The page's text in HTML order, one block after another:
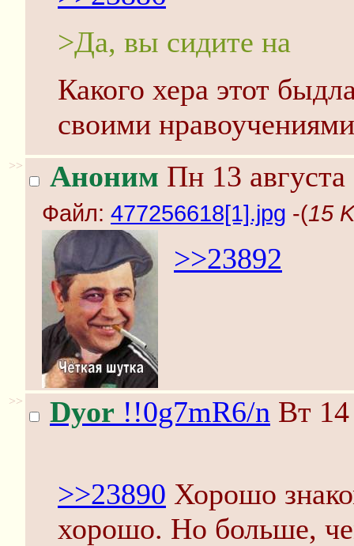
>Да, вы сидите на
Какого хера этот
своими
>> Аноним Пн 13
Файл: 477256618[1].jpg -(15
>>23892
>> Dyor !!0g7mR6/n Вт
>>23890 Хорошо
хорошо. Но больше,